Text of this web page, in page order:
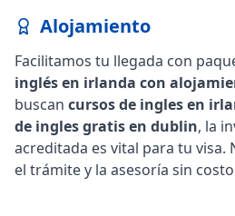
Alojamiento
Facilitamos tu llegada con
inglés en irlanda con
buscan cursos de ingles en
de ingles gratis en dublin, la
acreditada es vital para tu
el trámite y la asesoría sin